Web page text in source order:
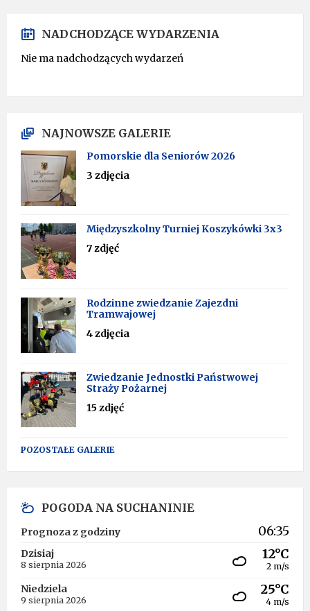
NADCHODZĄCE WYDARZENIA
Nie ma nadchodzących wydarzeń
NAJNOWSZE GALERIE
Pomorskie dla Seniorów 2026
3 zdjęcia
Międzyszkolny Turniej Koszykówki 3x3
7 zdjęć
Rodzinne zwiedzanie Zajezdni
Tramwajowej
4 zdjęcia
Zwiedzanie Jednostki Państwowej
Straży Pożarnej
15 zdjęć
POZOSTAŁE GALERIE
POGODA NA SUCHANINIE
Prognoza z godziny 06:35
Dzisiaj
8 sierpnia 2026
12°C
2 m/s
Niedziela
9 sierpnia 2026
25°C
4 m/s